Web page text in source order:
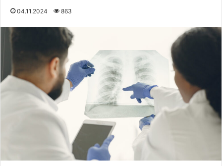
04.11.2024 863